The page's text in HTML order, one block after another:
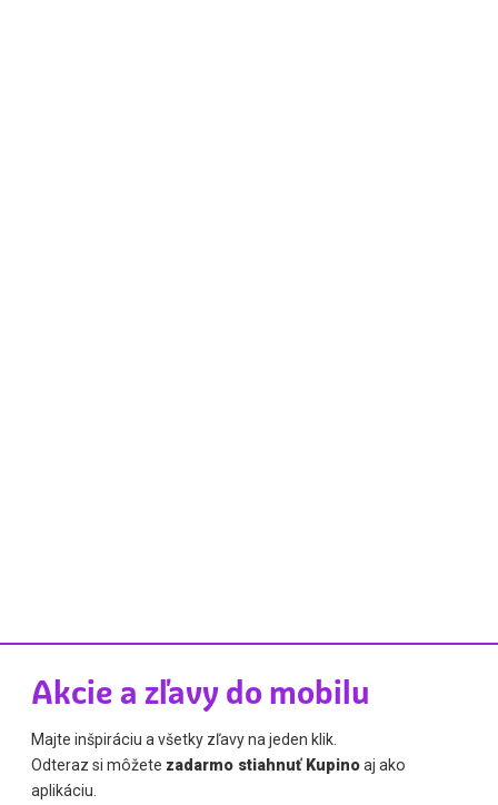
Akcie a zľavy do mobilu
Majte inšpiráciu a všetky zľavy na jeden klik.
Odteraz si môžete zadarmo stiahnuť Kupinoaj ako
aplikáciu.